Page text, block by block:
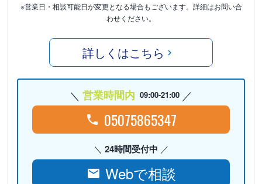
※営業日・相談可能日が変更となる場合もございます。詳細はお問い合
わせください。
詳しくはこちら
営業時間内 09:00-21:00
05075865347
24時間受付中
Webで相談